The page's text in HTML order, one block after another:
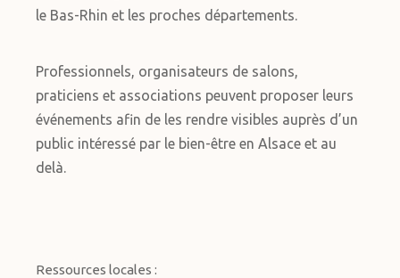
le Bas-Rhin et les proches départements.
Professionnels, organisateurs de salons,
praticiens et associations peuvent proposer leurs
événements afin de les rendre visibles auprès d’un
public intéressé par le bien-être en Alsace et au
delà.
Ressources locales :